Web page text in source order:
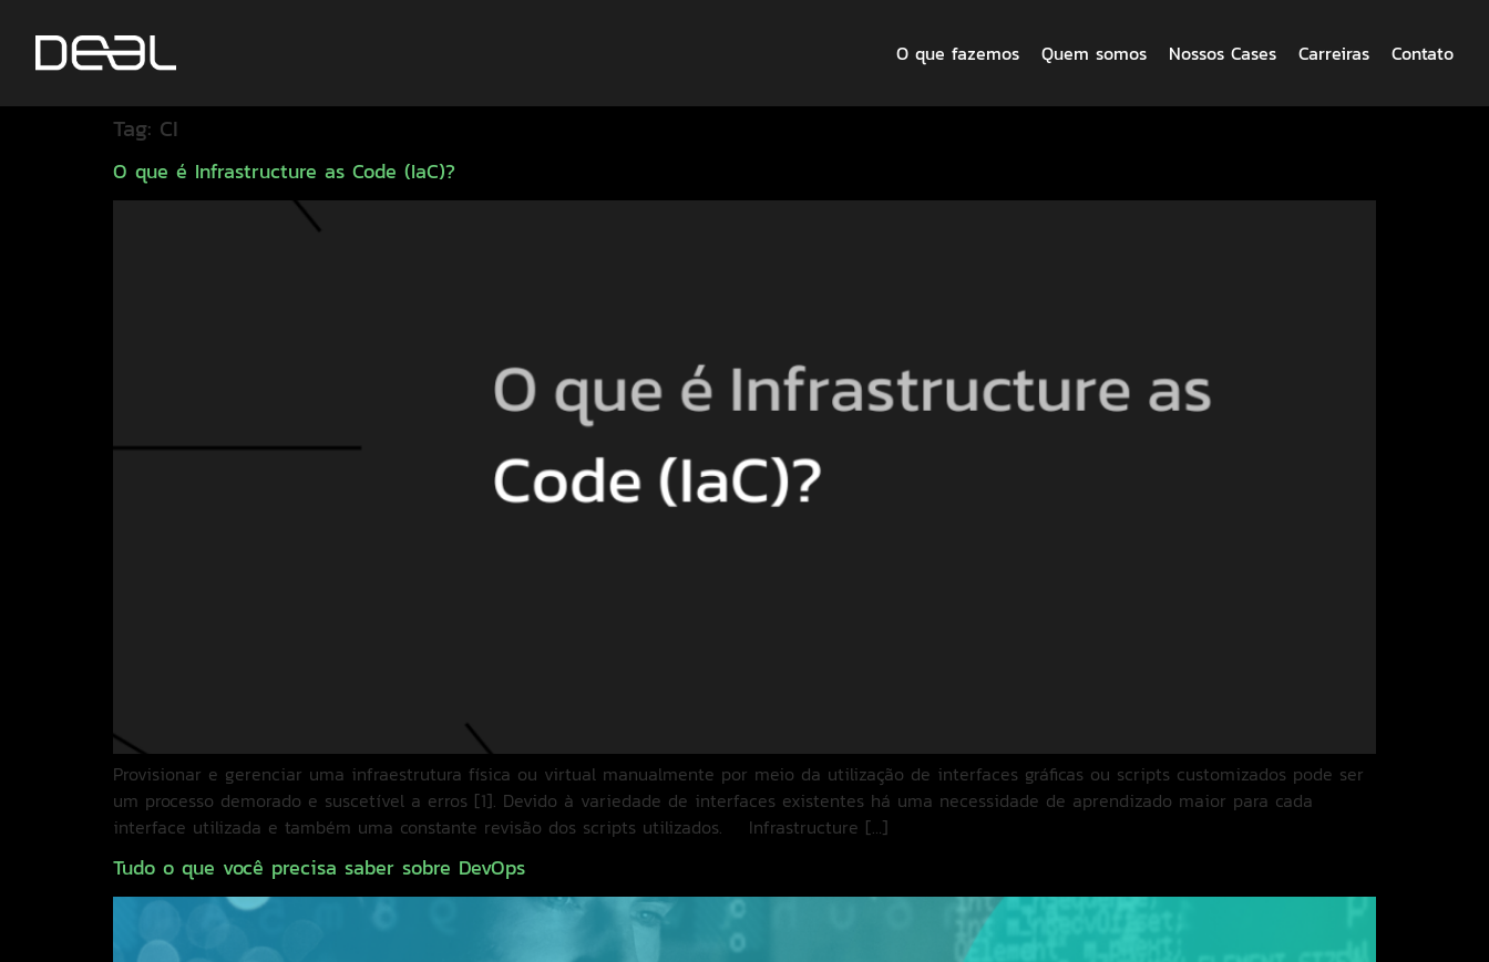
O que fazemos Quem somos Nossos Cases Carreiras Contato
Tag: CI
O que é Infrastructure as Code (IaC)?
Provisionar e gerenciar uma infraestrutura física ou virtual manualmente por meio da utilização de interfaces gráficas ou scripts customizados pode ser
um processo demorado e suscetível a erros [1]. Devido à variedade de interfaces existentes há uma necessidade de aprendizado maior para cada
interface utilizada e também uma constante revisão dos scripts utilizados. Infrastructure […]
Tudo o que você precisa saber sobre DevOps